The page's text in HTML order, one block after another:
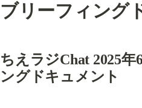
ブリーフィング
ちえラジChat 2025
ングドキュメント